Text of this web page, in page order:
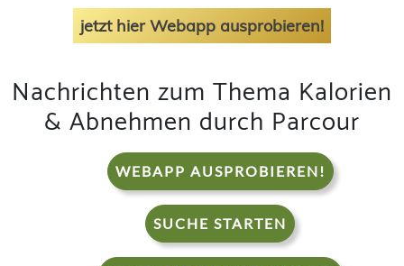
jetzt hier Webapp ausprobieren!
Nachrichten zum Thema Kalorien
& Abnehmen durch Parcour
WEBAPP AUSPROBIEREN!
SUCHE STARTEN